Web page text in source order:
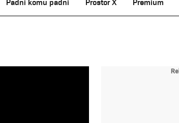
Padni komu padni Prostor X Premium